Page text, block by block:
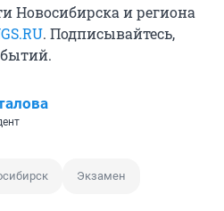
Новосибирска и региона
. Подписывайтесь,
Экзамен